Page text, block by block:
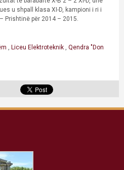
u shpall klasa XI-D, kampioni i ri i
Prishtinë për 2014 – 2015.
Liceu Elektroteknik
Qendra "Don